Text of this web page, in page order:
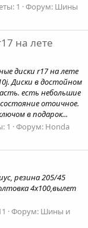
1 Форум: Шины
на лете
диски r17 на лете
Диски в достойном
есть небольшие
состояние отоичное.
в подарок...
1 Форум: Honda
резина 205/45
4х100,вылет
Форум: Шины и